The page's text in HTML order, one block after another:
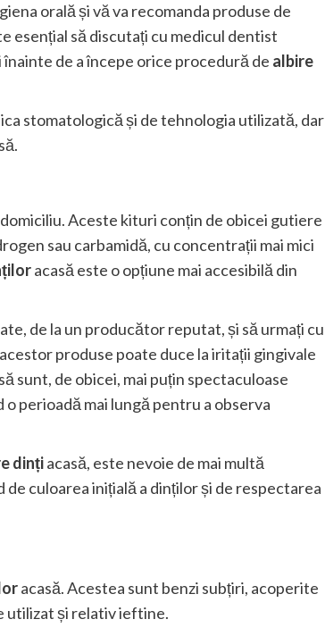
orală și vă va recomanda produse de
esențial să discutați cu medicul dentist
de a începe orice procedură de albire
stomatologică și de tehnologia utilizată, dar
Aceste kituri conțin de obicei gutiere
sau carbamidă, cu concentrații mai mici
acasă este o opțiune mai accesibilă din
de la un producător reputat, și să urmați cu
produse poate duce la iritații gingivale
sunt, de obicei, mai puțin spectaculoase
perioadă mai lungă pentru a observa
dințiacasă, este nevoie de mai multă
culoarea inițială a dinților și de respectarea
acasă. Acestea sunt benzi subțiri, acoperite
utilizat și relativ ieftine.